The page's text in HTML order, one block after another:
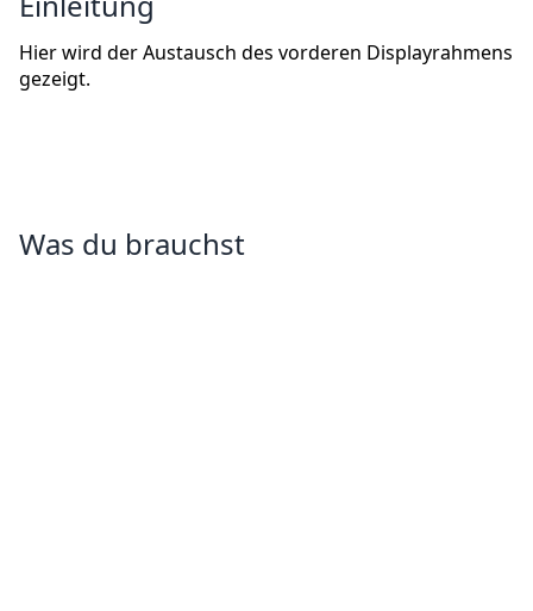
Hier wird der Austausch des vorderen Displayrahmens
gezeigt.
Was du brauchst